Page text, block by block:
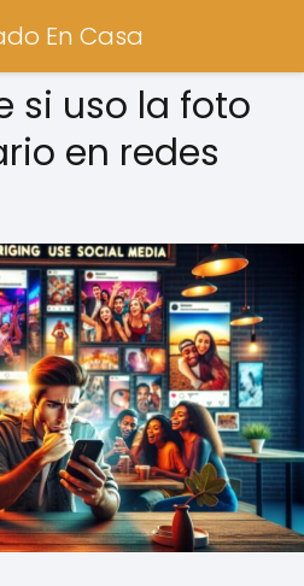
En Casa
si uso la foto
en redes